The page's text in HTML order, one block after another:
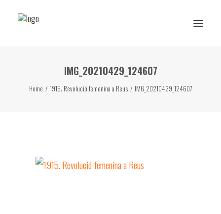
Reserva de rutes i experiències
Sobre Ans
IMG_20210429_124607
Home 1915. Revolució femenina a Reus IMG_20210429_124607